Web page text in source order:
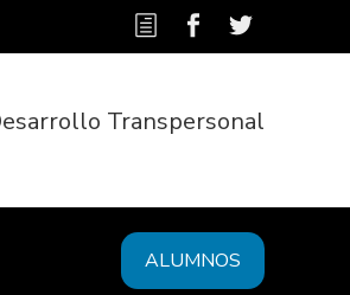
Transpersonal
ALUMNOS